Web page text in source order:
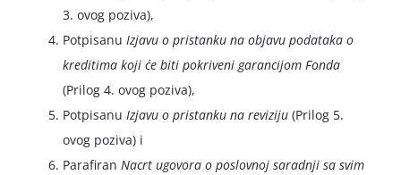
3. ovog poziva),
Potpisanu Izjavu o pristanku na objavu podataka o
kreditima koji će biti pokriveni garancijom Fonda
(Prilog 4. ovog poziva),
Potpisanu Izjavu o pristanku na reviziju (Prilog 5.
ovog poziva) i
Parafiran Nacrt ugovora o poslovnoj saradnji sa svim